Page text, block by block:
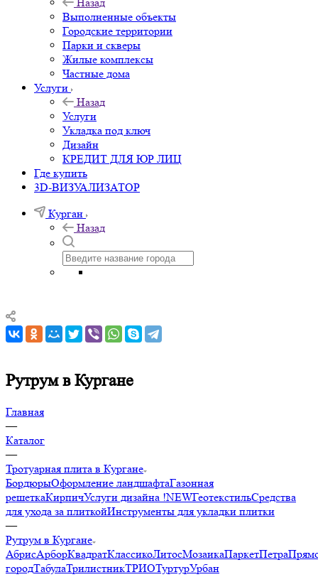
Выполненные объекты
Городские территории
Парки и скверы
Жилые комплексы
Частные дома
Услуги
Назад
Услуги
Укладка под ключ
Дизайн
КРЕДИТ ДЛЯ ЮР ЛИЦ
Где купить
3D-ВИЗУАЛИЗАТОР
Курган
Назад
Рутрум в Кургане
Главная
—
Каталог
—
Тротуарная плита в Кургане
БордюрыОформление ландшафтаГазонная
решеткаКирпичУслуги дизайна !NEWГеотекстильСредства
для ухода за плиткойИнструменты для укладки плитки
—
Рутрум в Кургане
АбрисАрборКвадратКлассикоЛитосМозаикаПаркетПетра
городТабулаТрилистникТРИОТуртурУрбан